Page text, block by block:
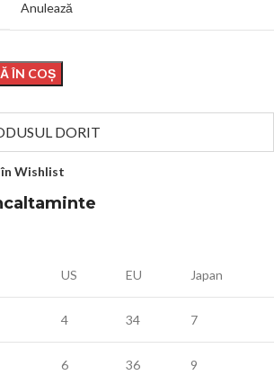
Anulează
ÎN COȘ
Wishlist
US EU Japan
4 34 7
6 36 9